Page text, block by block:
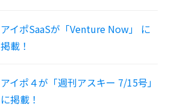
アイポSaaSが「Venture Now」 に
掲載！
アイポ４が「週刊アスキー 7/15号」
に掲載！